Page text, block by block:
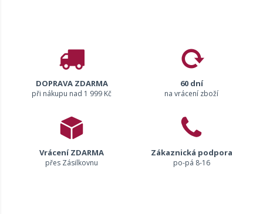
DOPRAVA ZDARMA
při nákupu nad 1 999 Kč
60 dní
na vrácení zboží
Vrácení ZDARMA
přes Zásilkovnu
Zákaznická podpora
po-pá 8-16